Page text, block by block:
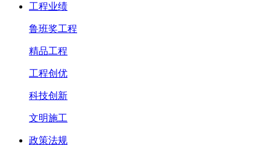
工程业绩
鲁班奖工程
精品工程
工程创优
科技创新
文明施工
政策法规